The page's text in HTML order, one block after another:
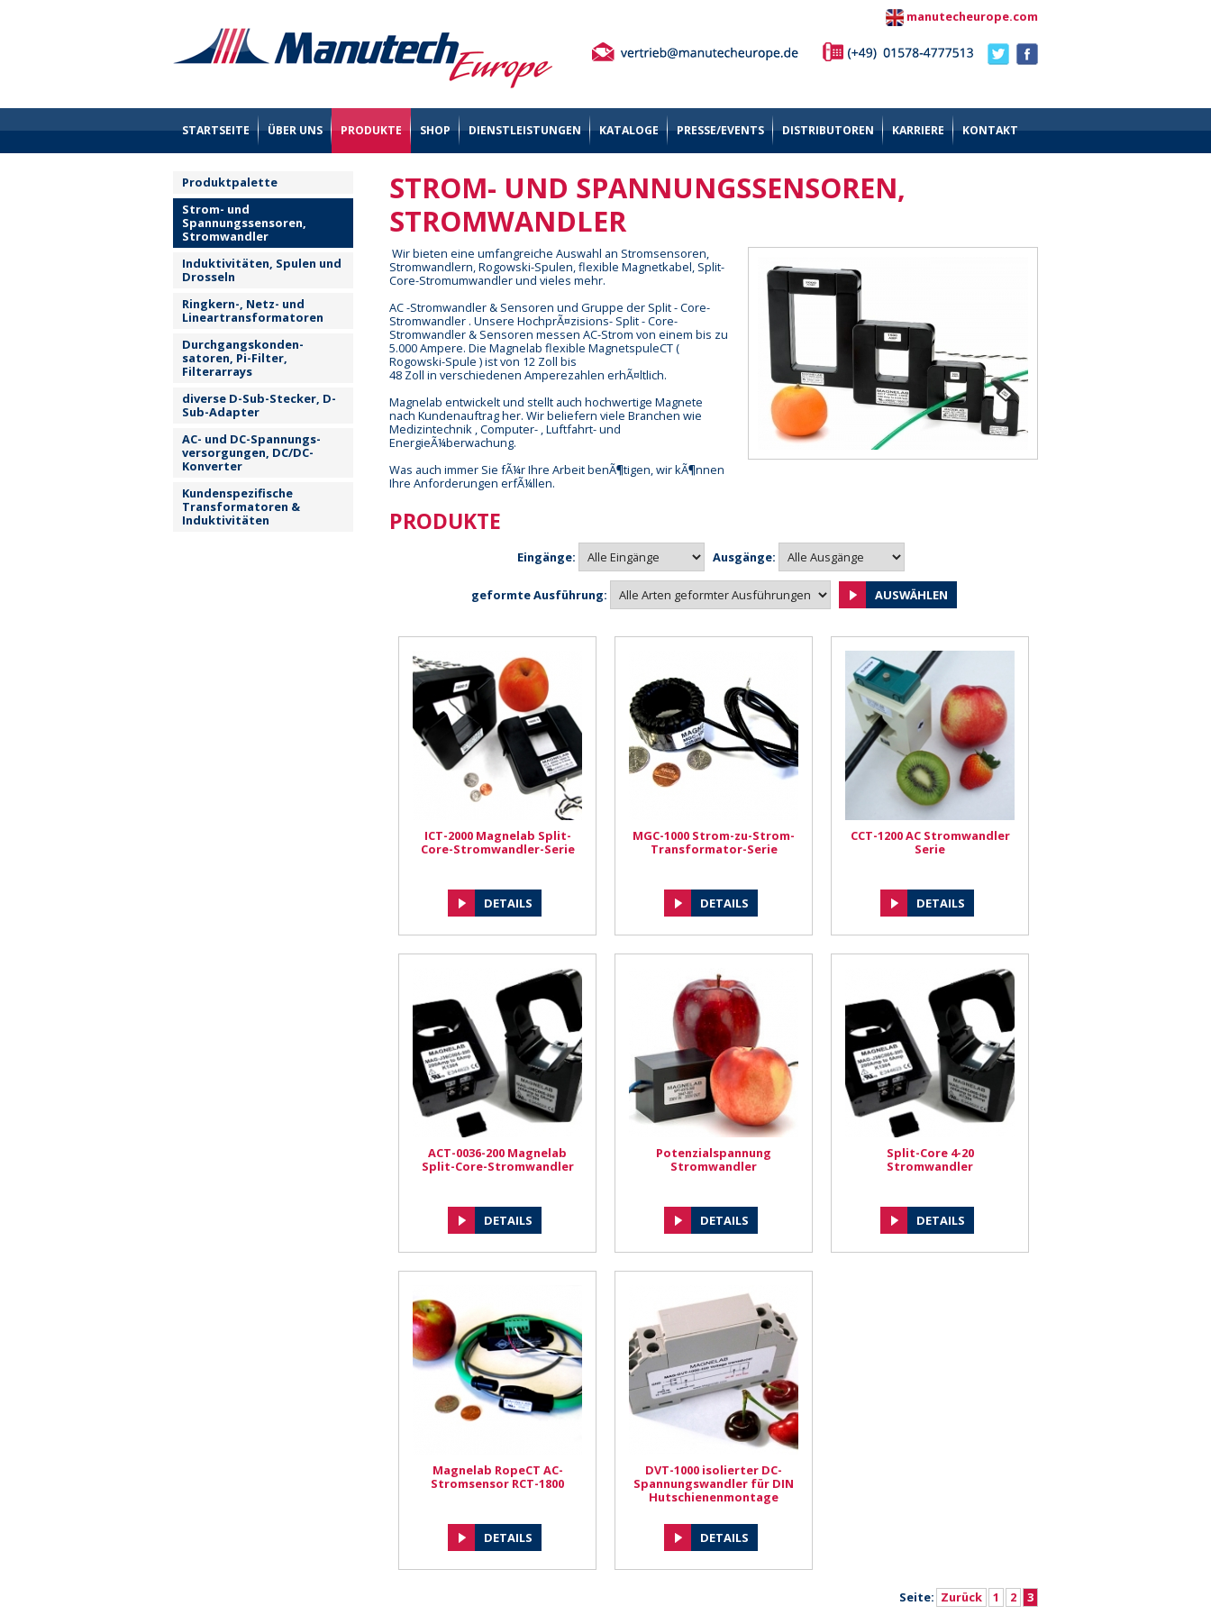
manutecheurope.com
STARTSEITE ÜBER UNS PRODUKTE SHOP DIENSTLEISTUNGEN KATALOGE PRESSE/EVENTS DISTRIBUTOREN KARRIERE KONTAKT
Produktpalette
Strom- und
Spannungssensoren,
Stromwandler
Induktivitäten, Spulen und
Drosseln
Ringkern-, Netz- und
Lineartransformatoren
Durchgangskonden-
satoren, Pi-Filter,
Filterarrays
diverse D-Sub-Stecker, D-
Sub-Adapter
AC- und DC-Spannungs-
versorgungen, DC/DC-
Konverter
Kundenspezifische
Transformatoren &
Induktivitäten
STROM- UND SPANNUNGSSENSOREN,
STROMWANDLER
Wir bieten eine umfangreiche Auswahl an Stromsensoren,
Stromwandlern, Rogowski-Spulen, flexible Magnetkabel, Split-
Core-Stromumwandler und vieles mehr.
AC -Stromwandler & Sensoren und Gruppe der Split - Core-
Stromwandler . Unsere HochprÃ¤zisions- Split - Core-
Stromwandler & Sensoren messen AC-Strom von einem bis zu
5.000 Ampere. Die Magnelab flexible MagnetspuleCT (
Rogowski-Spule ) ist von 12 Zoll bis
48 Zoll in verschiedenen Amperezahlen erhÃ¤ltlich.
Magnelab entwickelt und stellt auch hochwertige Magnete
nach Kundenauftrag her. Wir beliefern viele Branchen wie
Medizintechnik , Computer- , Luftfahrt- und
EnergieÃ¼berwachung.
Was auch immer Sie fÃ¼r Ihre Arbeit benÃ¶tigen, wir kÃ¶nnen
Ihre Anforderungen erfÃ¼llen.
PRODUKTE
Eingänge: Ausgänge:
geformte Ausführung:
ICT-2000 Magnelab Split-
Core-Stromwandler-Serie
DETAILS
MGC-1000 Strom-zu-Strom-
Transformator-Serie
DETAILS
CCT-1200 AC Stromwandler
Serie
DETAILS
ACT-0036-200 Magnelab
Split-Core-Stromwandler
DETAILS
Potenzialspannung
Stromwandler
DETAILS
Split-Core 4-20
Stromwandler
DETAILS
Magnelab RopeCT AC-
Stromsensor RCT-1800
DETAILS
DVT-1000 isolierter DC-
Spannungswandler für DIN
Hutschienenmontage
DETAILS
Seite: Zurück 1 2 3